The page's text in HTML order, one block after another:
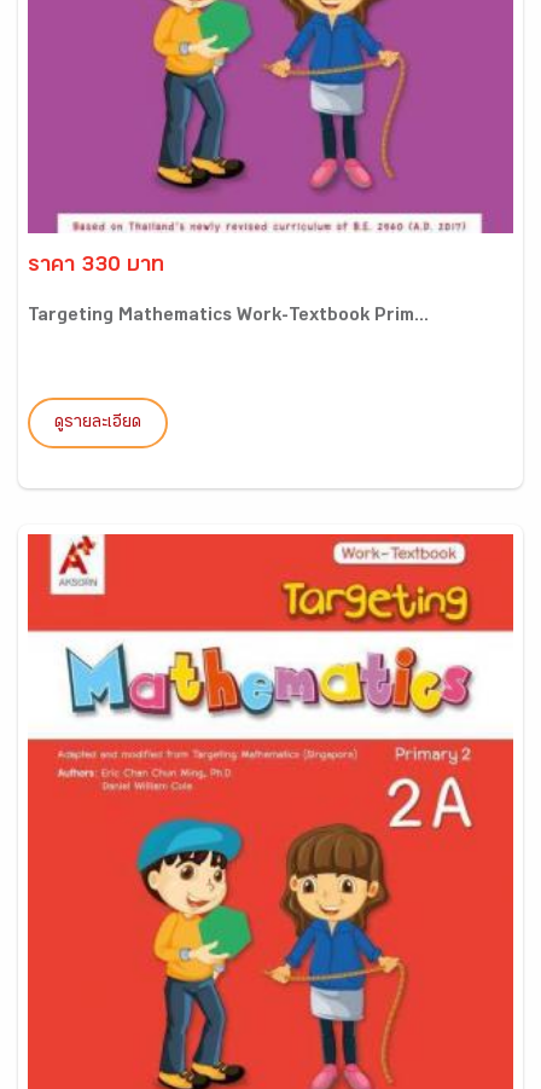
ราคา 330 บาท
Targeting Mathematics Work-Textbook Prim...
ดูรายละเอียด